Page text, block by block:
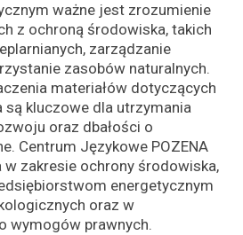
ważne jest zrozumienie
z ochroną środowiska, takich
zarządzanie
zasobów naturalnych.
materiałów dotyczących
kluczowe dla utrzymania
oraz dbałości o
Centrum Językowe POZENA
w zakresie ochrony środowiska,
energetycznym
oraz w
wymogów prawnych.